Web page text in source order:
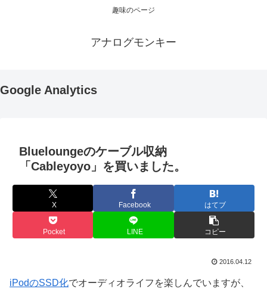
趣味のページ
アナログモンキー
Google Analytics
Blueloungeのケーブル収納
「Cableyoyo」を買いました。
X Facebook はてブ
Pocket LINE コピー
2016.04.12
iPodのSSD化でオーディオライフを楽しんでいますが、